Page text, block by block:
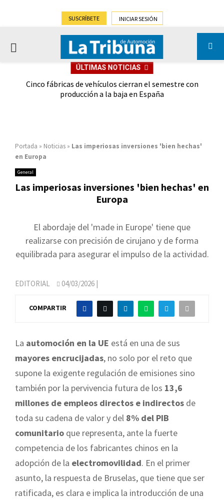
SUSCRÍBETE INICIAR SESIÓN
PRIMARY
ÚLTIMAS NOTICIAS
Cinco fábricas de vehículos cierran el semestre con
producción a la baja en España
Portada » Noticias » Las imperiosas inversiones 'bien hechas'
en Europa
General
Las imperiosas inversiones 'bien hechas' en
Europa
El abordaje del 'made in Europe' tiene que
realizarse con precisión de cirujano y de forma
equilibrada para asegurar el impulso de la actividad.
EDITORIAL 04/03/2026 |
COMPARTIR
La automoción en la UE está en una de sus
mayores encrucijadas, no solo por el reto que
supone la exigente regulación de emisiones sino
también por la pervivencia futura de los 13,6
millones de empleos directos e indirectos de
toda su cadena de valor y del 8% del PIB
comunitario que representa, ante la fuerte
competencia de los fabricantes chinos en la
adopción de la electromovilidad. En el primer
asunto, la respuesta de Bruselas, que tiene que ser
ratificada, es clara e implica la introducción de una